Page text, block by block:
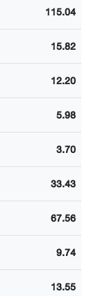
115.04
15.82
12.20
5.98
3.70
33.43
67.56
9.74
13.55